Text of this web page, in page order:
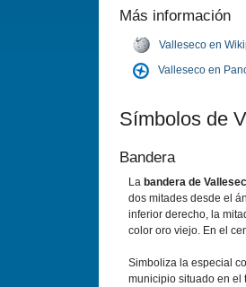
Más información
Valleseco en
Valleseco en
Sí­mbolos de
Bandera
La bandera de
dos mitades desde el
inferior derecho, la
color oro viejo. En el
Simboliza la especial
municipio situado en el